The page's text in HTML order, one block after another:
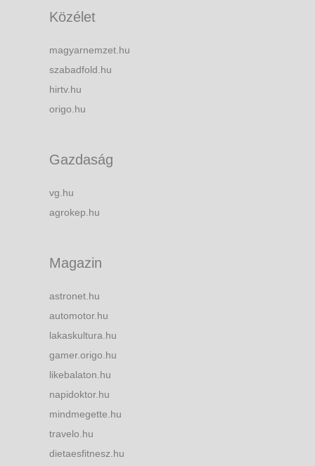
Közélet
magyarnemzet.hu
szabadfold.hu
hirtv.hu
origo.hu
Gazdaság
vg.hu
agrokep.hu
Magazin
astronet.hu
automotor.hu
lakaskultura.hu
gamer.origo.hu
likebalaton.hu
napidoktor.hu
mindmegette.hu
travelo.hu
dietaesfitnesz.hu